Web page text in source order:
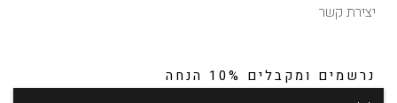
יצירת קשר
נרשמים ומקבלים 10% הנחה